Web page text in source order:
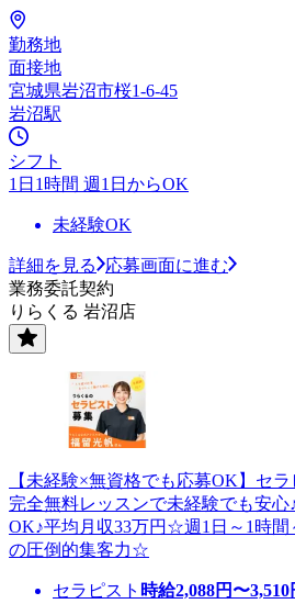
勤務地
面接地
宮城県岩沼市桜1-6-45
岩沼駅
シフト
1日1時間 週1日からOK
未経験OK
詳細を見る
応募画面に進む
業務委託契約
りらくる 岩沼店
【未経験×無資格でも応募OK】セ
完全無料レッスンで未経験でも安
OK♪平均月収33万円☆週1日～1時間
の圧倒的集客力☆
セラピスト 時給2,088円〜3,510